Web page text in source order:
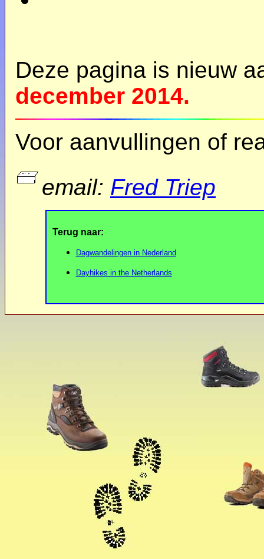
Deze pagina is nieuw
december 2014.
Voor aanvullingen of
email: Fred Triep
Terug naar:
Dagwandelingen in Nederland
Dayhikes in the Netherlands